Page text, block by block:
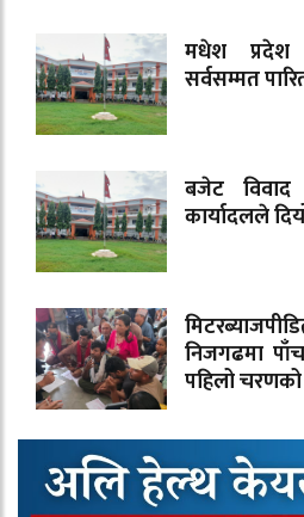
मधेश प्रदेश
सर्वसम्मत
बजेट
कार्यादलले
निजगढमा पाँच
पहिलो चरणको